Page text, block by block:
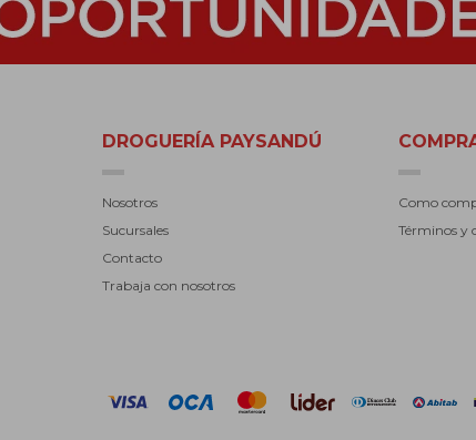
DROGUERÍA PAYSANDÚ
Nosotros
Sucursales
Contacto
Trabaja con nosotros
Como
Términos y